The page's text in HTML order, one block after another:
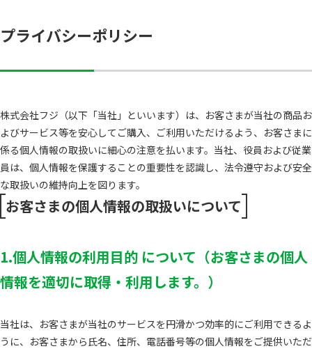
プライバシーポリシー
株式会社フジ（以下「当社」といいます）は、お客さまが当社の商品お
よびサービス等を安心してご購入、ご利用いただけるよう、お客さまに
係る個人情報の取扱いに細心の注意を払います。当社、役員および従業
員は、個人情報を保護することの重要性を認識し、法令遵守および安全
な取扱いの維持向上を図ります。
お客さまの個人情報の取扱いについて
1.個人情報の利用目的 について（お客さまの個人
情報を適切に取得・利用します。）
当社は、お客さまが当社のサービスを円滑かつ効率的にご利用できるよ
うに、お客さまから氏名、住所、電話番号等の個人情報をご提供いただ